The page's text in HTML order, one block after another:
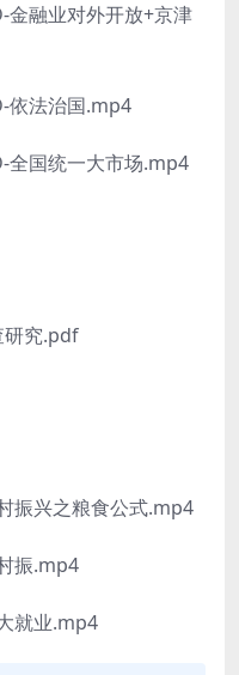
融业对外开放+京津
法治国.mp4
国统一大市场.mp4
究.pdf
兴之粮食公式.mp4
振.mp4
就业.mp4